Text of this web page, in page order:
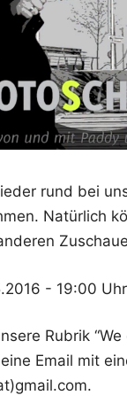
rund bei
Natür­lich
- 19:00 Uhr
Rubrik
Email mit